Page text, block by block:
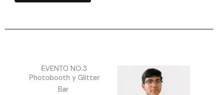
EVENTO NO.3
Photobooth y Glitter
Bar